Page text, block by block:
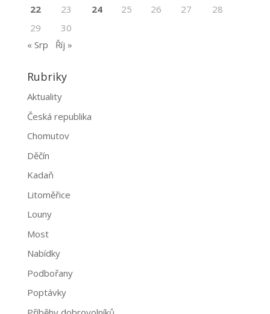
22
23 24 25 26 27
28
29
30
« Srp
Říj »
Rubriky
Aktuality
Česká republika
Chomutov
Děčín
Kadaň
Litoměřice
Louny
Most
Nabídky
Podbořany
Poptávky